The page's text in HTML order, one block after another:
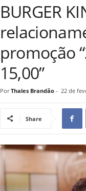
BURGER
promoção
15,00”
Por Thales Brandão- 22 de
Share